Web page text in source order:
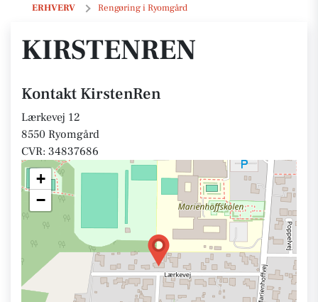
ERHVERV Rengøring i Ryomgård
KirstenRen
KIRSTENREN
Kontakt KirstenRen
Lærkevej 12
8550 Ryomgård
CVR: 34837686
+
−